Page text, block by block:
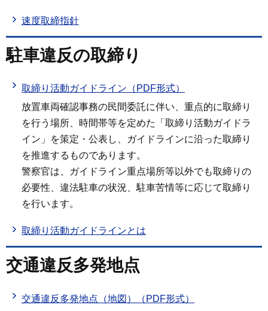
速度取締指針
駐車違反の取締り
取締り活動ガイドライン（PDF形式）
放置車両確認事務の民間委託に伴い、重点的に取締り
を行う場所、時間帯等を定めた「取締り活動ガイドラ
イン」を策定・公表し、ガイドラインに沿った取締り
を推進するものであります。
警察官は、ガイドライン重点場所等以外でも取締りの
必要性、違法駐車の状況、駐車苦情等に応じて取締り
を行います。
取締り活動ガイドラインとは
交通違反多発地点
交通違反多発地点（地図）（PDF形式）